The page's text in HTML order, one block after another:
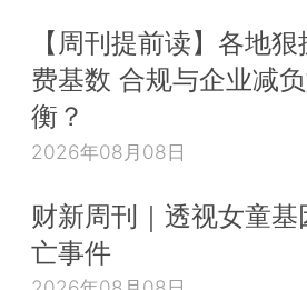
【周刊提前读】各地
费基数 合规与企业减
衡？
2026年08月08日
财新周刊｜透视女童基
亡事件